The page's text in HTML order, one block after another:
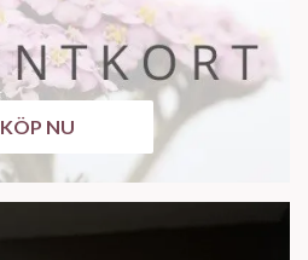
KÖP NU